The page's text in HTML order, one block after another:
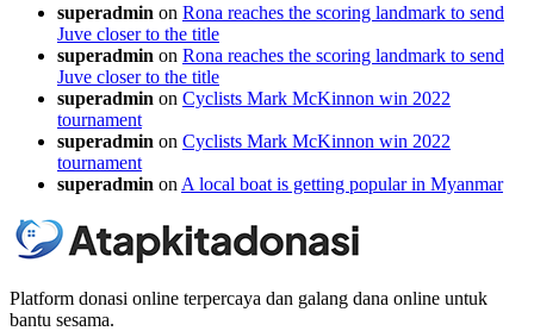
superadmin on Rona reaches the scoring landmark to send
Juve closer to the title
superadmin on Rona reaches the scoring landmark to send
Juve closer to the title
superadmin on Cyclists Mark McKinnon win 2022
tournament
superadmin on Cyclists Mark McKinnon win 2022
tournament
superadmin on A local boat is getting popular in Myanmar
Platform donasi online terpercaya dan galang dana online untuk
bantu sesama.